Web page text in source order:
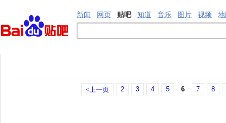
新闻 网页 贴吧 知道 音乐 图片 视频
<上一页 2 3 4 5 6 7 8